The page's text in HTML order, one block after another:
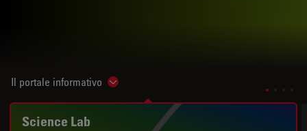
Il portale informativo Show subnavigation
Science Lab